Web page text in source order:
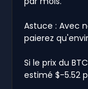
Astuce : Avec
paierez
Si le prix du
estimé $-5.52